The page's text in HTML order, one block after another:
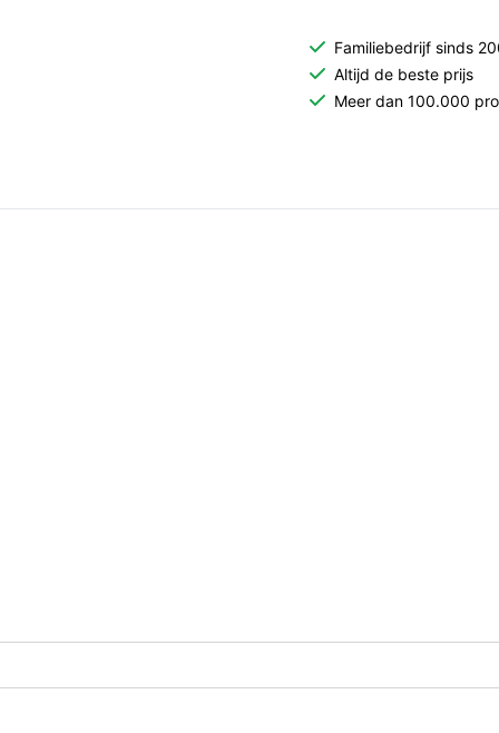
Familiebedrijf sinds
Altijd de beste prijs
Meer dan 100.000